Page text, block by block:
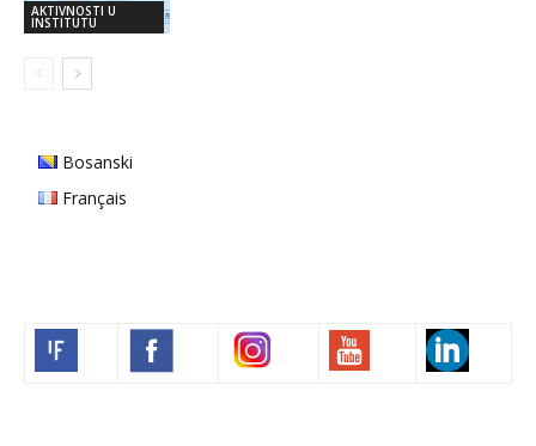
AKTIVNOSTI U
INSTITUTU
Bosanski
Français